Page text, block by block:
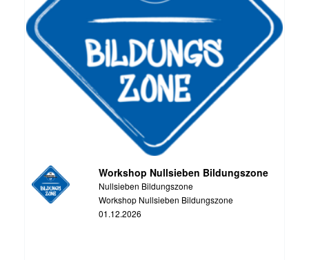
Workshop Nullsieben Bildungszone
Nullsieben Bildungszone
Workshop Nullsieben Bildungszone
01.12.2026